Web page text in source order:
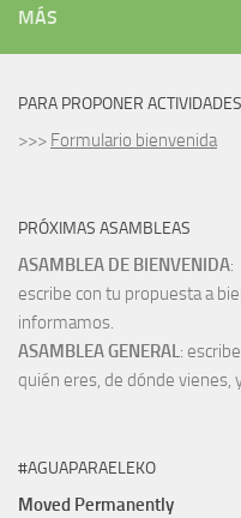
MÁS
PARA PROPONER
>>> Formulario bienvenida
PRÓXIMAS ASAMBLEAS
ASAMBLEA DE BIENVENIDA:
escribe con tu propuesta a
informamos.
ASAMBLEA GENERAL:
quién eres, de dónde vienes,
#AGUAPARAELEKO
Moved Permanently